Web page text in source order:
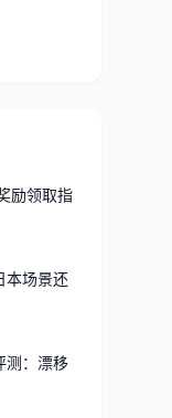
励领取指
本场景还
测：漂移